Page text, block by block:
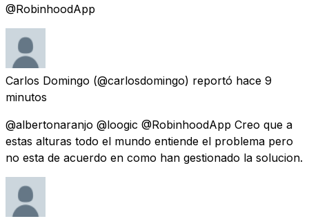
@RobinhoodApp
Carlos Domingo (@carlosdomingo) reportó hace 9
minutos
@albertonaranjo @loogic @RobinhoodApp Creo que a
estas alturas todo el mundo entiende el problema pero
no esta de acuerdo en como han gestionado la solucion.